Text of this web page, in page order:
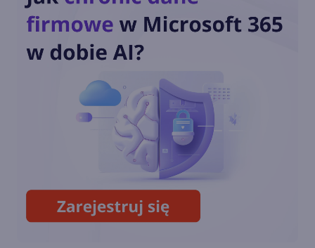
Przedłużone wsparcie
konsumentów. Ile będzie
kosztować?
Październikowa aktualizacja
opcjonalna Windows 10 22H2
(build 19045.5073)